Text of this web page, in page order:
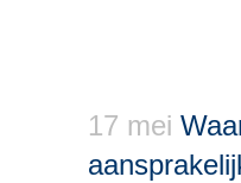
17 mei